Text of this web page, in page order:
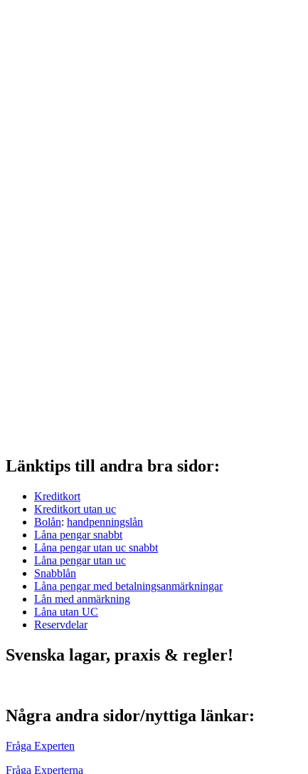
Länktips till andra bra sidor:
Kreditkort
Kreditkort utan uc
Bolån: handpenningslån
Låna pengar snabbt
Låna pengar utan uc snabbt
Låna pengar utan uc
Snabblån
Låna pengar med betalningsanmärkningar
Lån med anmärkning
Låna utan UC
Reservdelar
Svenska lagar, praxis & regler!
Några andra sidor/nyttiga länkar:
Fråga Experten
Fråga Experterna